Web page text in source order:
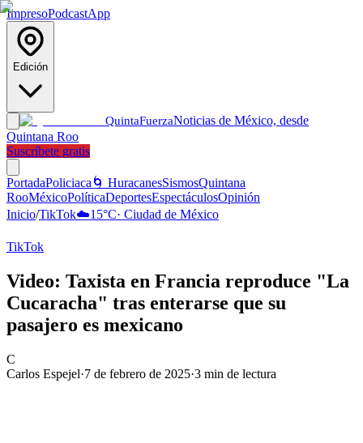
ImpresoPodcastApp
Edición
QuintaFuerzaNoticias de México, desde
Quintana Roo
Suscríbete gratis
PortadaPoliciaca 🌀 HuracanesSismosQuintana
RooMéxicoPolíticaDeportesEspectáculosOpinión
Inicio/TikTok☁️15°C· Ciudad de México
TikTok
Video: Taxista en Francia reproduce "La
Cucaracha" tras enterarse que su
pasajero es mexicano
C
Carlos Espejel·7 de febrero de 2025·3 min de lectura